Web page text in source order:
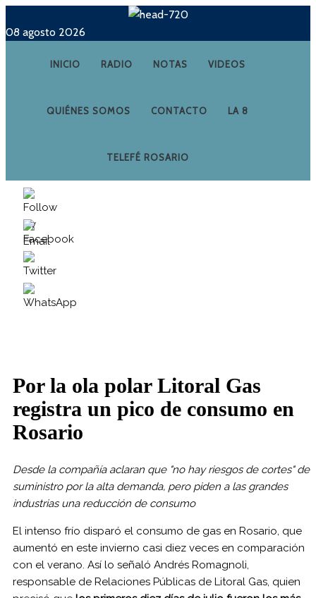
08 agosto 2026
INICIO RADIO NOTAS VIDEOS
QUIÉNES SOMOS CONTACTO LA 8
TELEFÉ ROSARIO
Por la ola polar Litoral Gas
registra un pico de consumo en
Rosario
Desde la compañía aclaran que "no hay riesgos de cortes" de
suministro por la alta demanda, pero piden a las grandes
industrias una reducción de consumo
El intenso frío disparó el consumo de gas en Rosario, que
aumentó en este invierno casi diez veces en comparación
con el verano. Así lo señaló Andrés Romagnoli,
responsable de Relaciones Públicas de Litoral Gas, quien